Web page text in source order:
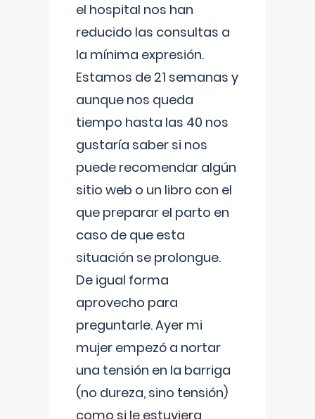
el hospital nos han
reducido las consultas a
la mínima expresión.
Estamos de 21 semanas y
aunque nos queda
tiempo hasta las 40 nos
gustaría saber si nos
puede recomendar algún
sitio web o un libro con el
que preparar el parto en
caso de que esta
situación se prolongue.
De igual forma
aprovecho para
preguntarle. Ayer mi
mujer empezó a nortar
una tensión en la barriga
(no dureza, sino tensión)
como si le estuviera